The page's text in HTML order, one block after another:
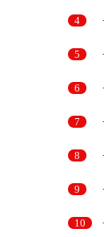
4
5
6
7
8
9
10